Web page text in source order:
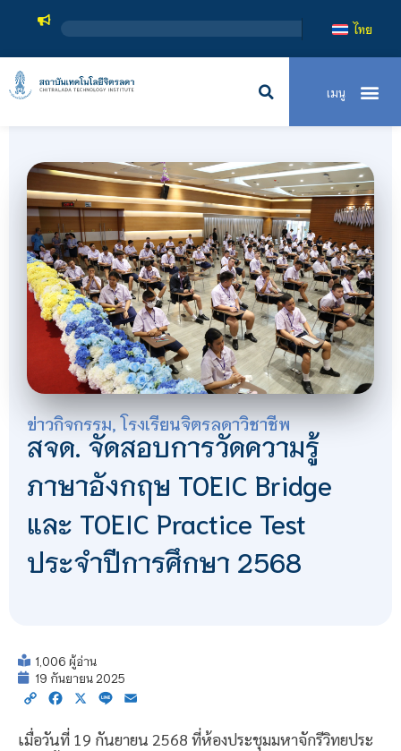
สถาบันเทคโนโ
ไทย
ข่าวกิจกรรม ,โรงเรียนจิตรลดาวิชาชีพ
สจด. จัดสอบการวัดความรู้
ภาษาอังกฤษ TOEIC Bridge
และ TOEIC Practice Test
ประจำปีการศึกษา 2568
1,006 ผู้อ่าน
19 กันยายน 2025
Copy Facebook
X Line
เมื่อวันที่ 19 กันยายน 2568 ที่ห้องประชุมมหาจักรีวิทยประ